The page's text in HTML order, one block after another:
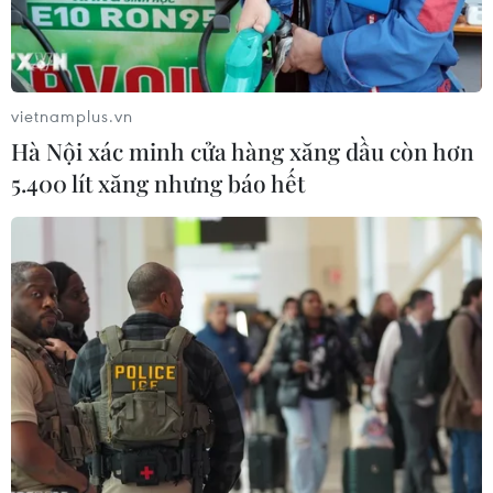
Chó "không gây dị ứng" - bước tiến
mới của công nghệ chỉnh sửa gene
Thái Lan-Myanmar thúc đẩy hợp tác
kinh tế và công nghệ vũ trụ
06/08/2026 13:35
Đến năm 2030, Việt Nam làm chủ ít
nhất 4 công nghệ chiến lược
06/08/2026 12:58
vietnamplus.vn
Hà Nội xác minh cửa hàng xăng dầu còn hơn
5.400 lít xăng nhưng báo hết